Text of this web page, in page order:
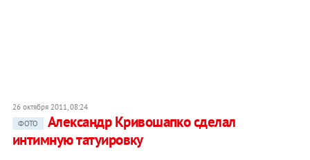
26 октября 2011, 08:24
ФОТО
Александр Кривошапко сделал
интимную татуировку